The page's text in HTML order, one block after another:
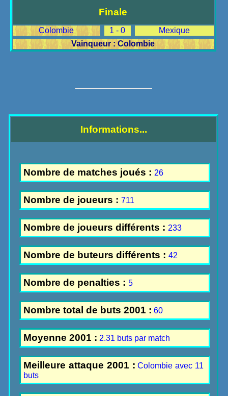
Finale
Colombie 1 - 0
Mexique
Vainqueur : Colombie
Informations...
Nombre de matches joués : 26
Nombre de joueurs :711
Nombre de joueurs différents : 233
Nombre de buteurs différents :42
Nombre de penalties :5
Nombre total de buts 2001 : 60
Moyenne 2001 : 2.31 buts par match
Meilleure attaque 2001 : Colombie avec 11
buts